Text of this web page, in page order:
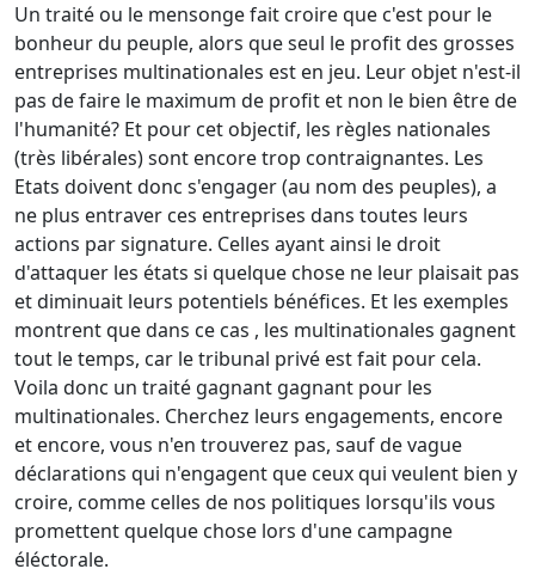
Un traité ou le mensonge fait croire que c'est pour le
bonheur du peuple, alors que seul le profit des grosses
entreprises multinationales est en jeu. Leur objet n'est-il
pas de faire le maximum de profit et non le bien être de
l'humanité? Et pour cet objectif, les règles nationales
(très libérales) sont encore trop contraignantes. Les
Etats doivent donc s'engager (au nom des peuples), a
ne plus entraver ces entreprises dans toutes leurs
actions par signature. Celles ayant ainsi le droit
d'attaquer les états si quelque chose ne leur plaisait pas
et diminuait leurs potentiels bénéfices. Et les exemples
montrent que dans ce cas , les multinationales gagnent
tout le temps, car le tribunal privé est fait pour cela.
Voila donc un traité gagnant gagnant pour les
multinationales. Cherchez leurs engagements, encore
et encore, vous n'en trouverez pas, sauf de vague
déclarations qui n'engagent que ceux qui veulent bien y
croire, comme celles de nos politiques lorsqu'ils vous
promettent quelque chose lors d'une campagne
éléctorale.